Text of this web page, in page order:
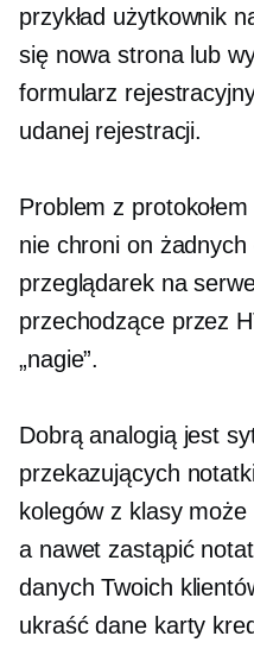
przykład użytkownik
się nowa strona lub
formularz
udanej rejestracji.
Problem z
nie chroni on żadnych
przeglądarek na
przechodzące przez
„nagie”.
Dobrą analogią jest
przekazujących
kolegów z klasy
a nawet zastąpić
danych Twoich
ukraść dane karty